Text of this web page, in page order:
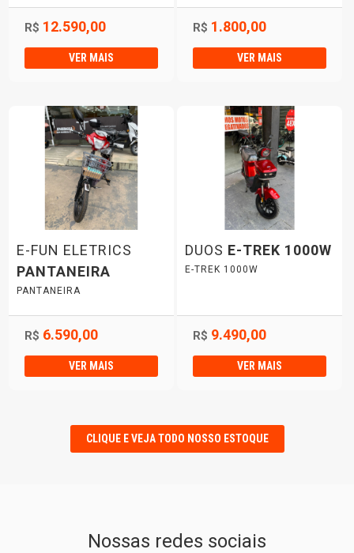
R$ 12.590,00
VER MAIS
R$ 1.800,00
VER MAIS
E-FUN ELETRICS
PANTANEIRA
PANTANEIRA
R$ 6.590,00
VER MAIS
DUOS E-TREK 1000W
E-TREK 1000W
R$ 9.490,00
VER MAIS
CLIQUE E VEJA TODO NOSSO ESTOQUE
Nossas redes sociais